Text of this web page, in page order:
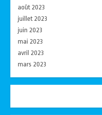
août 2023
juillet 2023
juin 2023
mai 2023
avril 2023
mars 2023